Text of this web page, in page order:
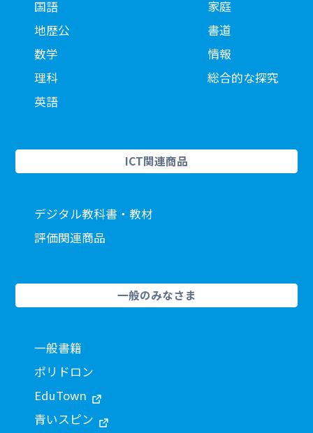
国語
地歴公
数学
理科
英語
家庭
書道
情報
総合的な探究
ICT関連商品
デジタル教科書・教材
評価関連商品
一般のみなさま
一般書籍
ポリドロン
EduTown
青いスピン